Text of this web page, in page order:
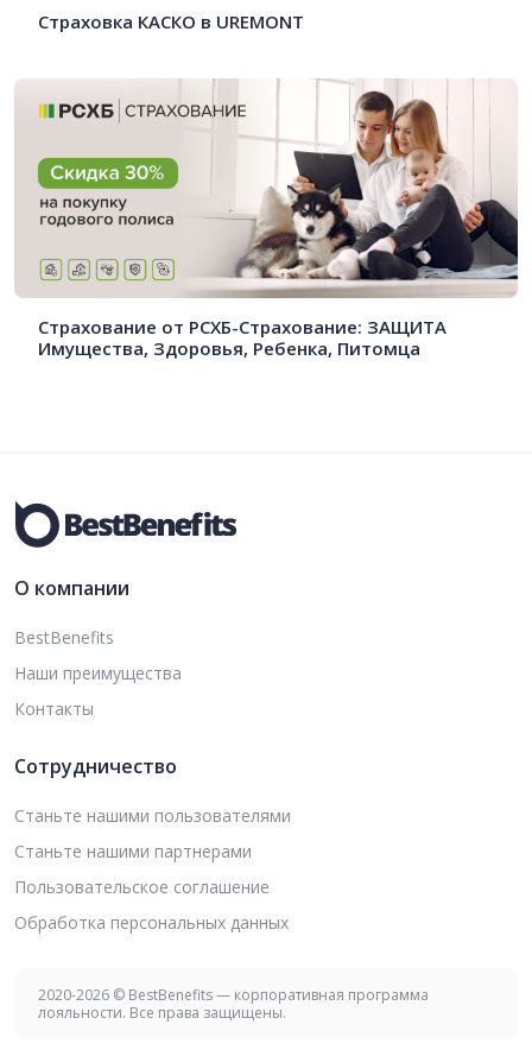
Страховка КАСКО в UREMONT
Страхование от РСХБ-Страхование: ЗАЩИТА
Имущества, Здоровья, Ребенка, Питомца
О компании
BestBenefits
Наши преимущества
Контакты
Сотрудничество
Станьте нашими пользователями
Станьте нашими партнерами
Пользовательское соглашение
Обработка персональных данных
2020-2026 © BestBenefits — корпоративная программа
лояльности. Все права защищены.